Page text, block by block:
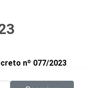
nº 077/2023